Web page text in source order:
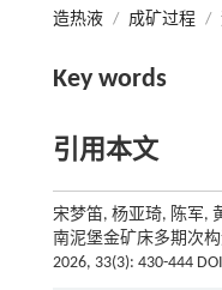
造热液 / 成矿过程 /
Key words
引用本文
宋梦笛, 杨亚琦, 陈军,
南泥堡金矿床多期次
2026, 33(3): 430-444